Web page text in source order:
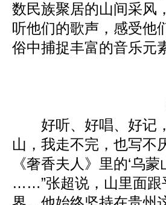
数民族聚居的山间采风
听他们的歌声，感受他
俗中捕捉丰富的音乐元
好听、好唱、好记，
山，我走不完，也写不
《奢香夫人》里的‘乌
……”张超说，山里面跟